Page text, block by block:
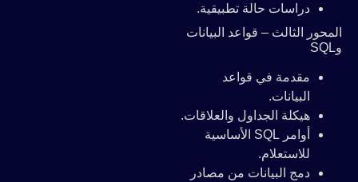
دراسات حالة تطبيقية.
المحور الثالث – قواعد البيانات
وSQL
مقدمة في قواعد
البيانات.
هيكلة الجداول والعلاقات.
أوامر SQL الأساسية
للاستعلام.
دمج البيانات من مصادر